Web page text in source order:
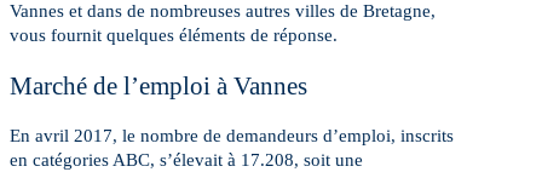
Vannes et dans de nombreuses autres villes de Bretagne,
vous fournit quelques éléments de réponse.
Marché de l’emploi à Vannes
En avril 2017, le nombre de demandeurs d’emploi, inscrits
en catégories ABC, s’élevait à 17.208, soit une